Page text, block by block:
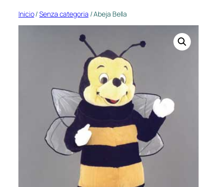
Inicio/Senza categoria / Abeja Bella